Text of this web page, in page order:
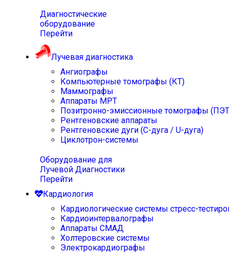
Диагностические
оборудование
Перейти
Лучевая диагностика
Ангиографы
Компьютерные томографы (КТ)
Маммографы
Аппараты МРТ
Позитронно-эмиссионные томографы
Рентгеновские аппараты
Рентгеновские дуги (С-дуга / U-дуга)
Циклотрон-системы
Оборудование для
Лучевой Диагностики
Перейти
Кардиология
Кардиологические системы стресс-
Кардиоинтервалографы
Аппараты СМАД
Холтеровские системы
Электрокардиографы